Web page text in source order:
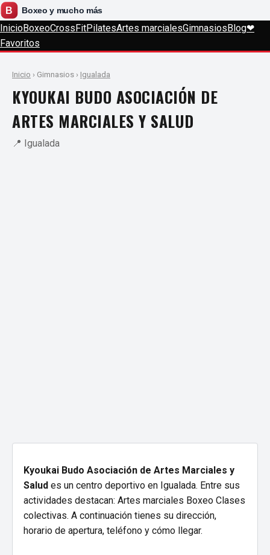
InicioBoxeoCrossFitPilatesArtes marcialesGimnasiosBlog❤
Favoritos
Inicio › Gimnasios › Igualada
KYOUKAI BUDO ASOCIACIÓN DE
ARTES MARCIALES Y SALUD
📍 Igualada
Kyoukai Budo Asociación de Artes Marciales y
Salud es un centro deportivo en Igualada. Entre sus
actividades destacan: Artes marciales Boxeo Clases
colectivas. A continuación tienes su dirección,
horario de apertura, teléfono y cómo llegar.